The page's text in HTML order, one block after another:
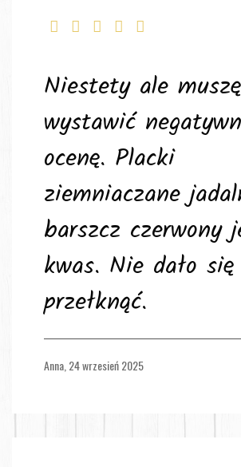
Niestety ale muszę
wystawić
ocenę. Placki
ziemniaczane
barszcz czerwony
kwas. Nie dało
przełknąć.
Anna,24 wrzesień 2025